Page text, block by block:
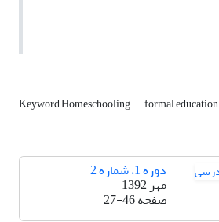
Keyword Homeschooling formal education
دوره 1، شماره 2
مهر 1392
صفحه27-46